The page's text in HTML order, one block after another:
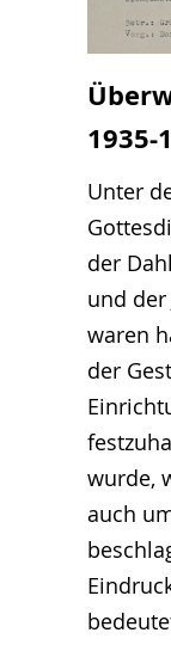
1935-
Unter
der
und der
waren
der
wurde,
auch